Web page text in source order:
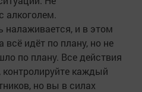
алкоголем.
и в этом
всё идёт по плану, но не
по плану. Все действия
каждый
но вы в силах